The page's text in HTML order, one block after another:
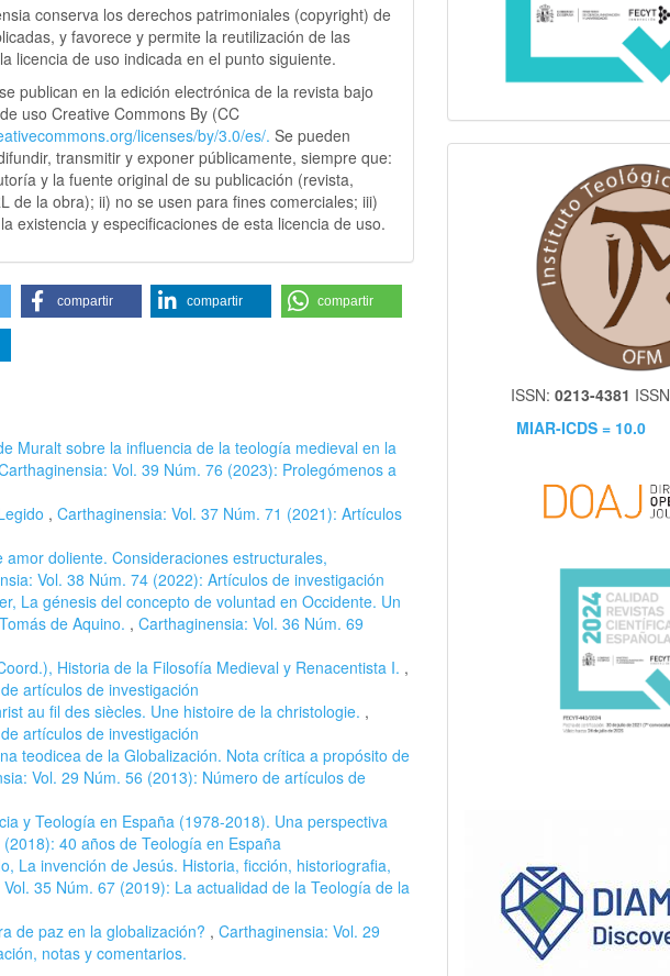
conserva los derechos patrimoniales (copyright) de
y favorece y permite la reutilización de las
licencia de uso indicada en el punto siguiente.
publican en la edición electrónica de la revista bajo
uso Creative Commons By (CC
org/licenses/by/3.0/es/.Se pueden
transmitir y exponer públicamente, siempre que:
y la fuente original de su publicación (revista,
de la obra); ii) no se usen para fines comerciales; iii)
existencia y especificaciones de esta licencia de uso.
compartir compartir compartir
Muralt sobre la influencia de la teología medieval en la
Vol. 39 Núm. 76 (2023): Prolegómenos a
, Carthaginensia: Vol. 37 Núm. 71 (2021): Artículos
amor doliente. Consideraciones estructurales,
Vol. 38 Núm. 74 (2022): Artículos de investigación
La génesis del concepto de voluntad en Occidente. Un
de Aquino. , Carthaginensia: Vol. 36 Núm. 69
Historia de la Filosofía Medieval y Renacentista I. ,
artículos de investigación
au fil des siècles. Une histoire de la christologie. ,
artículos de investigación
teodicea de la Globalización. Nota crítica a propósito de
Vol. 29 Núm. 56 (2013): Número de artículos de
y Teología en España (1978-2018). Una perspectiva
40 años de Teología en España
La invención de Jesús. Historia, ficción, historiografia,
35 Núm. 67 (2019): La actualidad de la Teología de la
de paz en la globalización? , Carthaginensia: Vol. 29
notas y comentarios.
ISSN: 0213-4381
MIAR-ICDS = 10.0